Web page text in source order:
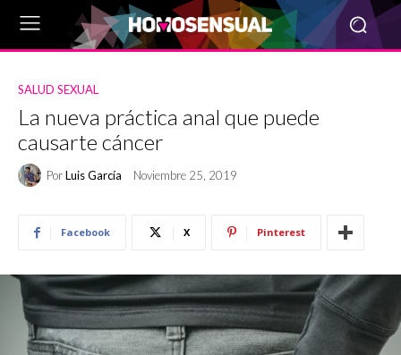
SALUD SEXUAL
La nueva práctica anal que puede
causarte cáncer
PorLuis García Noviembre 25, 2019
Facebook X Pinterest